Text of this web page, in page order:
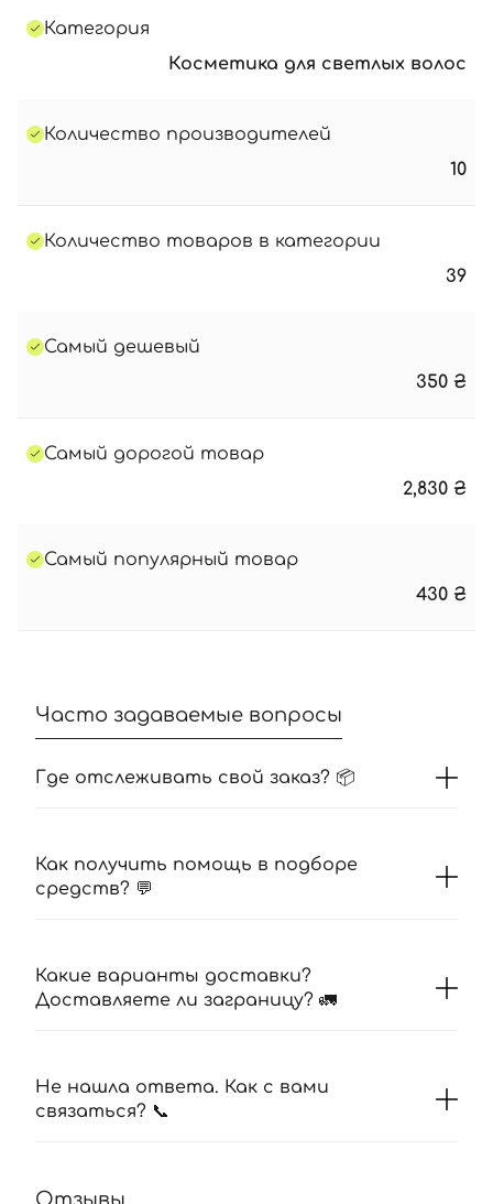
Категория
Косметика для светлых волос
Количество производителей
10
Количество товаров в категории
39
Самый дешевый
350 ₴
Самый дорогой товар
2,830 ₴
Самый популярный товар
430 ₴
Часто задаваемые вопросы
Где отслеживать свой заказ? 📦
Как получить помощь в подборе
средств? 💬
Какие варианты доставки?
Доставляете ли заграницу? 🚛
Не нашла ответа. Как с вами
связаться? 📞
Отзывы